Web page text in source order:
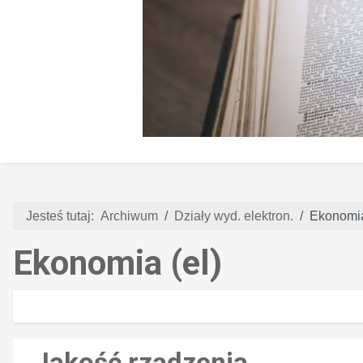
Jesteś tutaj: Archiwum Działy wyd. elektron.
Ekonomia (el)